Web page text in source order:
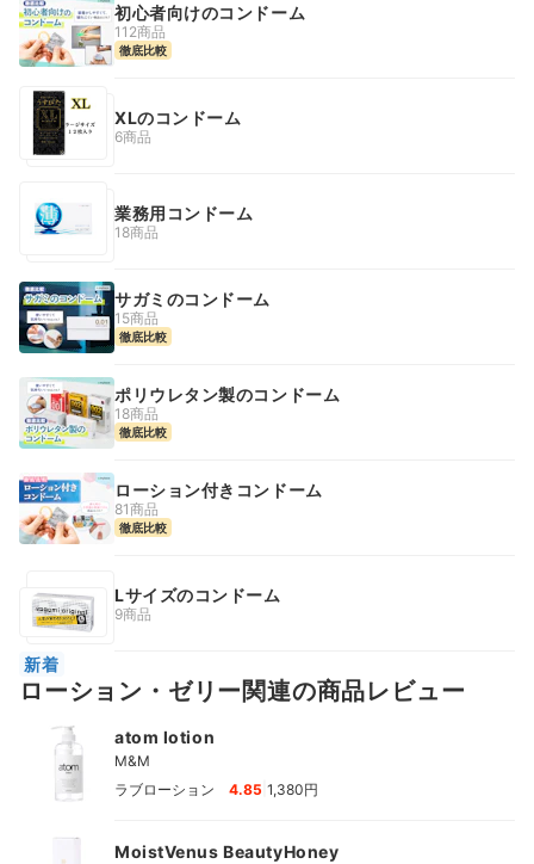
初心者向けのコンドーム
112商品
徹底比較
XLのコンドーム
6商品
業務用コンドーム
18商品
サガミのコンドーム
15商品
徹底比較
ポリウレタン製のコンドーム
18商品
徹底比較
ローション付きコンドーム
81商品
徹底比較
Lサイズのコンドーム
9商品
新着
ローション・ゼリー関連の商品レビュー
atom lotion
M&M
ラブローション
4.85 1,380円
MoistVenus BeautyHoney